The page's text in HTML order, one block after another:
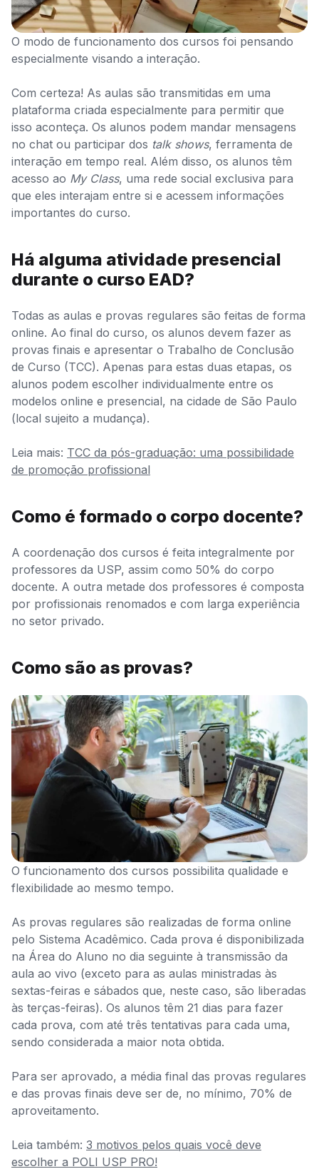
O modo de funcionamento dos cursos foi pensando
especialmente visando a interação.
Com certeza! As aulas são transmitidas em uma
plataforma criada especialmente para permitir que
isso aconteça. Os alunos podem mandar mensagens
no chat ou participar dos talk shows, ferramenta de
interação em tempo real. Além disso, os alunos têm
acesso ao My Class, uma rede social exclusiva para
que eles interajam entre si e acessem informações
importantes do curso.
Há alguma atividade presencial
durante o curso EAD?
Todas as aulas e provas regulares são feitas de forma
online. Ao final do curso, os alunos devem fazer as
provas finais e apresentar o Trabalho de Conclusão
de Curso (TCC). Apenas para estas duas etapas, os
alunos podem escolher individualmente entre os
modelos online e presencial, na cidade de São Paulo
(local sujeito a mudança).
Leia mais: TCC da pós-graduação: uma possibilidade
de promoção profissional
Como é formado o corpo docente?
A coordenação dos cursos é feita integralmente por
professores da USP, assim como 50% do corpo
docente. A outra metade dos professores é composta
por profissionais renomados e com larga experiência
no setor privado.
Como são as provas?
O funcionamento dos cursos possibilita qualidade e
flexibilidade ao mesmo tempo.
As provas regulares são realizadas de forma online
pelo Sistema Acadêmico. Cada prova é disponibilizada
na Área do Aluno no dia seguinte à transmissão da
aula ao vivo (exceto para as aulas ministradas às
sextas-feiras e sábados que, neste caso, são liberadas
às terças-feiras). Os alunos têm 21 dias para fazer
cada prova, com até três tentativas para cada uma,
sendo considerada a maior nota obtida.
Para ser aprovado, a média final das provas regulares
e das provas finais deve ser de, no mínimo, 70% de
aproveitamento.
Leia também: 3 motivos pelos quais você deve
escolher a POLI USP PRO!